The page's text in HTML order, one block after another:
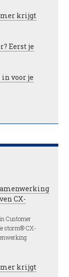
krijgt
Eerst je
voor je
CX-
in Customer
storm® CX-
krijgt